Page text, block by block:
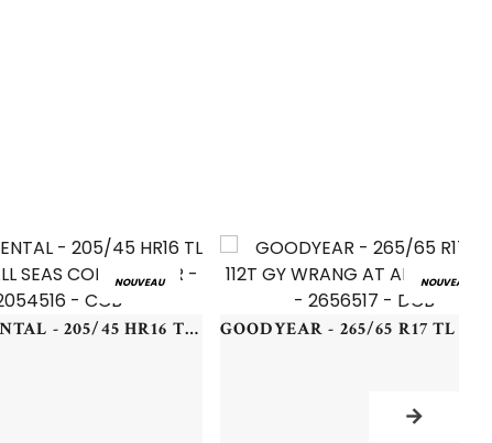
NOUVEAU
CONTINENTAL - 205/45 HR16 TL 83H CO ALL SEAS CONT 2 EV FR - 2054516 - CCB
NOUVEAU